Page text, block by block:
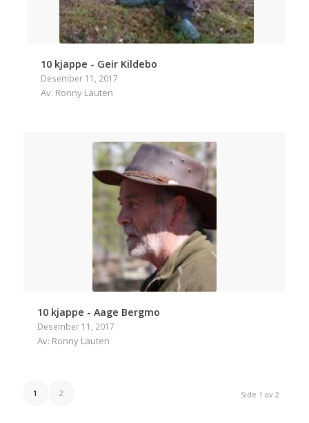
10 kjappe - Geir Kildebo
Desember 11, 2017
Av: Ronny Lauten
10 kjappe - Aage Bergmo
Desember 11, 2017
Av: Ronny Lauten
Side 1 av 2
1 2